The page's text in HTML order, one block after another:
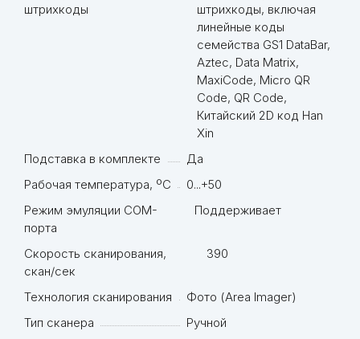
штрихкоды
штрихкоды, включая
линейные коды
семейства GS1 DataBar,
Aztec, Data Matrix,
MaxiCode, Micro QR
Code, QR Code,
Китайский 2D код Han
Xin
Подставка в комплекте
Да
Рабочая температура, ºC
0...+50
Режим эмуляции COM-
порта
Поддерживает
Скорость сканирования,
скан/сек
390
Технология сканирования
Фото (Area Imager)
Тип сканера
Ручной